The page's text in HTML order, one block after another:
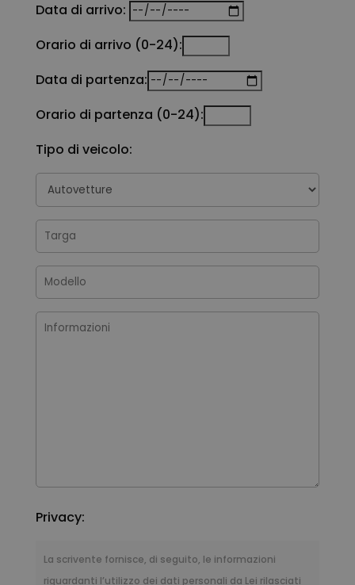
Data di arrivo:
Orario di arrivo (0-24):
Data di partenza:
Orario di partenza (0-24):
Tipo di veicolo:
Privacy:
La scrivente fornisce, di seguito, le informazioni
riguardanti l’utilizzo dei dati personali da Lei rilasciati